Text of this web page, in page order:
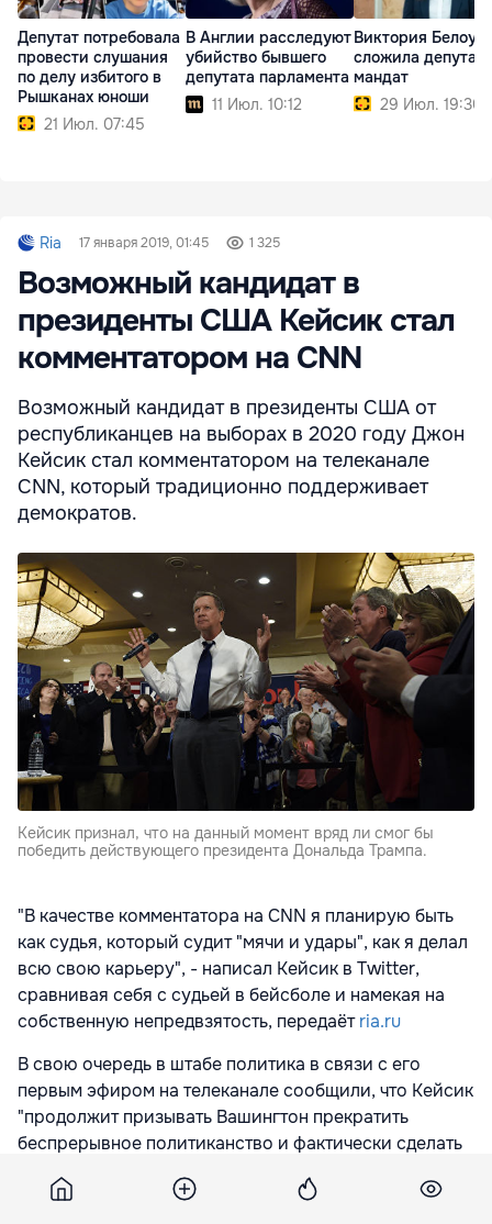
Депутат потребовала
провести слушания
по делу избитого в
Рышканах юноши
21 Июл. 07:45
В Англии расследуют
убийство бывшего
депутата парламента
11 Июл. 10:12
Виктория Белоус
сложила
мандат
29 Июл. 19:30
Ria 17 января 2019, 01:45 1 325
Возможный кандидат в
президенты США Кейсик стал
комментатором на CNN
Возможный кандидат в президенты США от
республиканцев на выборах в 2020 году Джон
Кейсик стал комментатором на телеканале
CNN, который традиционно поддерживает
демократов.
Кейсик признал, что на данный момент вряд ли смог бы
победить действующего президента Дональда Трампа.
"В качестве комментатора на CNN я планирую быть
как судья, который судит "мячи и удары", как я делал
всю свою карьеру", - написал Кейсик в Twitter,
сравнивая себя с судьей в бейсболе и намекая на
собственную непредвзятость, передаётria.ru
В свою очередь в штабе политика в связи с его
первым эфиром на телеканале сообщили, что Кейсик
"продолжит призывать Вашингтон прекратить
беспрерывное политиканство и фактически сделать
проблем Америки".